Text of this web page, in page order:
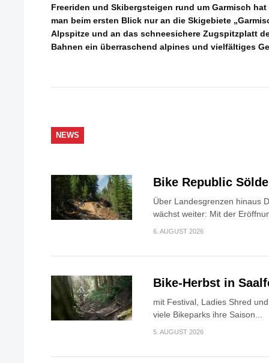
Freeriden und Skibergsteigen rund um Garmisch
man beim ersten Blick nur an die Skigebiete
Alpspitze und an das schneesichere Zugspitzplatt
Bahnen ein überraschend alpines und vielfältiges
NEWS
Bike Republic
Über Landesgrenzen hinaus
wächst weiter: Mit der
6. AUGUST 2026
Bike-Herbst in
mit Festival, Ladies Shred
viele Bikeparks ihre Saison...
5. AUGUST 2026